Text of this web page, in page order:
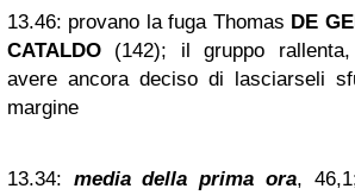
13.46: provano la fuga Thomas DE
CATALDO (142); il gruppo
avere ancora deciso di lasciarseli
margine
13.34: media della prima ora,